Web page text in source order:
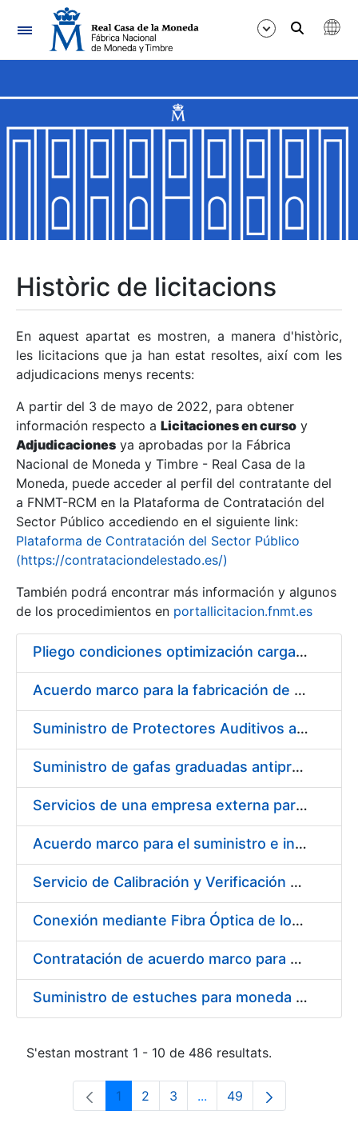
Navegació
Mostra/Amaga
Mostra/Amaga
Mostra/Amaga
Mostra/Amaga
Mostra/Amaga
Mostra/Amaga
Històric de licitacions
En aquest apartat es mostren, a manera d'històric,
les licitacions que ja han estat resoltes, així com les
adjudicacions menys recents:
A partir del 3 de mayo de 2022, para obtener
información respecto a Licitaciones en curso y
Adjudicaciones ya aprobadas por la Fábrica
Nacional de Moneda y Timbre - Real Casa de la
Moneda, puede acceder al perfil del contratante del
a FNMT-RCM en la Plataforma de Contratación del
Sector Público accediendo en el siguiente link:
Plataforma de Contratación del Sector Público
(https://contrataciondelestado.es/)
También podrá encontrar más información y algunos
de los procedimientos en portallicitacion.fnmt.es
Pliego condiciones optimización cargas compras firmado
Acuerdo marco para la fabricación de piezas
Suministro de Protectores Auditivos a medida para las personas trabajadoras de los Centros de Trabajo de Madrid y Burgos
Suministro de gafas graduadas antiproyecciones para los trabajadores de la FNMT-RCM en los centros de trabajo de Madrid y Burgos
Servicios de una empresa externa para el asesoramiento y resolución de los recursos de alzada que se presentan relacionados con procesos de selección para la FNMT-RCM
Acuerdo marco para el suministro e instalación de persianas, estores y otros complementos
Servicio de Calibración y Verificación Externa de los Equipos de Medición del Servicio de Prevención de la FNMT-RCM
Conexión mediante Fibra Óptica de los Centros de Proceso de Datos (CPDs) de las sedes de la FNMT-RCM de Burgos y Madrid
Contratación de acuerdo marco para el Suministro de Material de Electricidad para la Fábrica Nacional de Moneda y Timbre-Real Casa de la Moneda en su centro de trabajo de Burgos
Suministro de estuches para moneda de 30 €
S'estan mostrant 1 - 10 de 486 resultats.
Pàgina
1 Pàgina
2 Pàgina
3 ...Pàgines intermèdies
Pàgina
49